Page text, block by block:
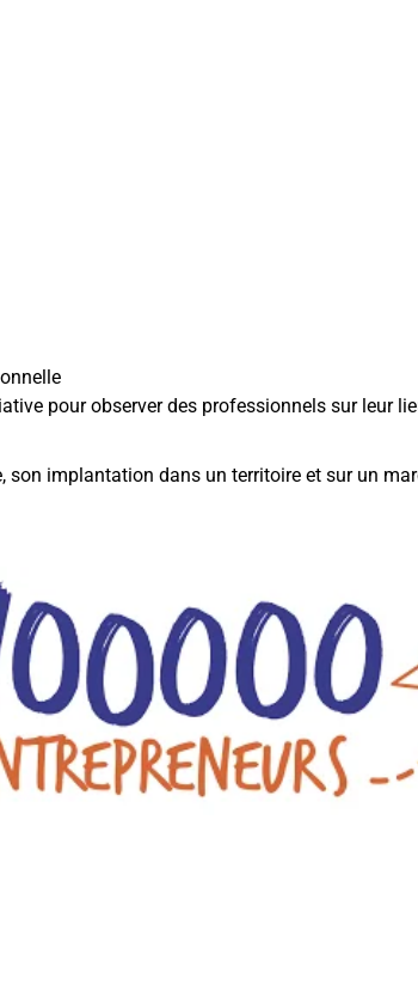
pour observer des professionnels sur leur
implantation dans un territoire et sur un